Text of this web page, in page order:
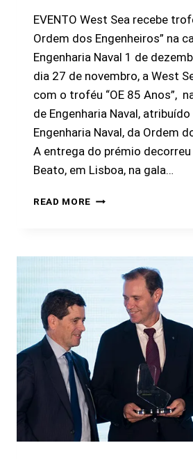
EVENTO West Sea recebe
Ordem dos Engenheiros” na
Engenharia Naval 1 de
dia 27 de novembro, a West
com o troféu “OE 85 Anos”,
de Engenharia Naval,
Engenharia Naval, da Ordem
A entrega do prémio
Beato, em Lisboa, na gala…
READ MORE